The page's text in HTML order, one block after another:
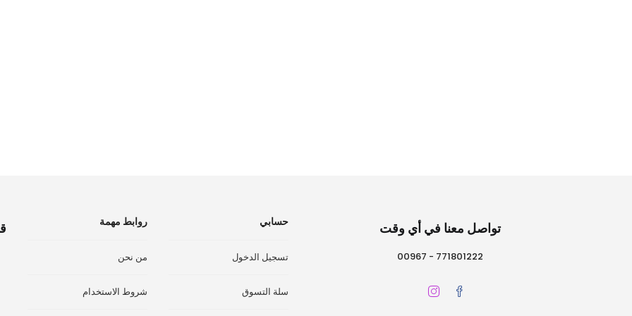
روابط مهمة
من نحن
شروط الاستخدام
حسابي
تسجيل الدخول
سلة التسوق
تواصل معنا في أي وقت
771801222 - 00967